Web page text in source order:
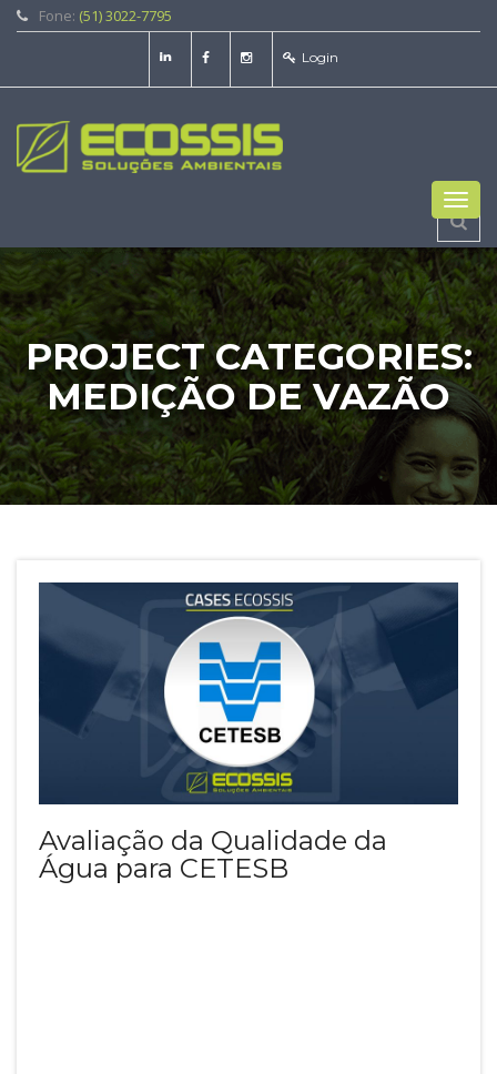
Fone: (51) 3022-7795
Login
PROJECT CATEGORIES:
MEDIÇÃO DE VAZÃO
Avaliação da Qualidade da
Água para CETESB